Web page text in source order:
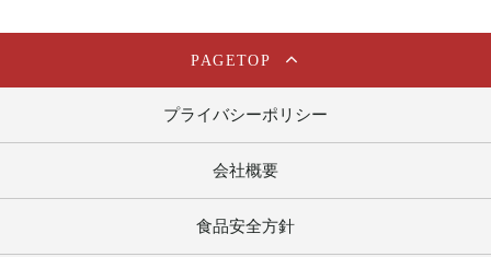
PAGETOP
プライバシーポリシー
会社概要
食品安全方針